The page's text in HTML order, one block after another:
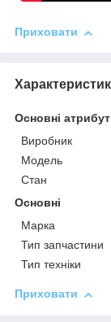
Приховати
Основні
Виробник
Модель
Стан
Основні
Марка
Тип запчастини
Тип техніки
Приховати